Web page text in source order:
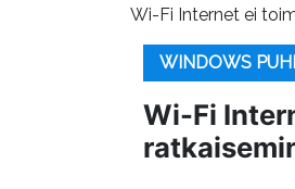
Wi-Fi Internet ei
WINDOWS
Wi-Fi